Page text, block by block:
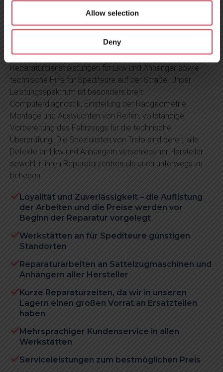
Allow selection
Deny
Über TRELO
Seit 2010 bietet TRELO seinen Kunden
Reparaturdienstleistungen für Lkw und Anhänger sowie
technische Hilfe für Spediteure auf der Straße. Unser
Leistungsspektrum ist besonders breit:
Computerdiagnostik, Einstellung der Radgeometrie,
Montage und Auswuchten von Reifen, vollständige
Vorbereitung des Fahrzeugs für die technische
Überprüfung. Die Spezialisten von Trelo sind bereit, alle
Defekte an Lkw und Anhängern verschiedener Hersteller
sowohl in ihren Reparaturzentren als auch unterwegs zu
beheben.
Loyalität und Zuverlässigkeit – die Auflistung
der Arbeiten und die Preise werden vor
Beginn der Reparatur vorgelegt
Werkstätten an für Spediteure günstigen
Standorten
Reparaturarbeiten an Sattelzugmaschinen und
Anhängern aller Hersteller
Kurze Reparaturzeiten, da wir in unseren
Lagern einen großen Vorrat an Ersatzteilen
haben
Mehrsprachiger Kundenservice in allen
Werkstätten
Serviceleistungen zum bestmöglichen Preis